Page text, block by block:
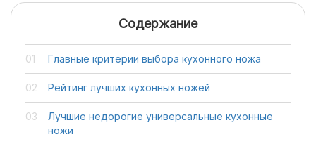
Содержание
Главные критерии выбора кухонного ножа
Рейтинг лучших кухонных ножей
Лучшие недорогие универсальные кухонные
ножи